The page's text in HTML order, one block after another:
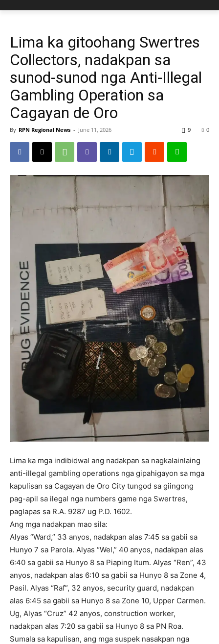
Lima ka gitoohang Swertres
Collectors, nadakpan sa
sunod-sunod nga Anti-Illegal
Gambling Operation sa
Cagayan de Oro
By RPN Regional News - June 11, 2026 0
9
Lima ka mga indibidwal ang nadakpan sa nagkalainlaing
anti-illegal gambling operations nga gipahigayon sa mga
kapulisan sa Cagayan de Oro City tungod sa giingong
pag-apil sa ilegal nga numbers game nga Swertres,
paglapas sa R.A. 9287 ug P.D. 1602.
Ang mga nadakpan mao sila:
Alyas “Ward,” 33 anyos, nadakpan alas 7:45 sa gabii sa
Hunyo 7 sa Parola. Alyas “Wel,” 40 anyos, nadakpan alas
6:40 sa gabii sa Hunyo 8 sa Piaping Itum. Alyas “Ren”, 43
anyos, nadakpan alas 6:10 sa gabii sa Hunyo 8 sa Zone 4,
Pasil. Alyas “Raf”, 32 anyos, security guard, nadakpan
alas 6:45 sa gabii sa Hunyo 8 sa Zone 10, Upper Carmen.
Ug, Alyas “Cruz” 42 anyos, construction worker,
nadakpan alas 7:20 sa gabii sa Hunyo 8 sa PN Roa.
Sumala sa kapulisan, ang mga suspek nasakpan nga